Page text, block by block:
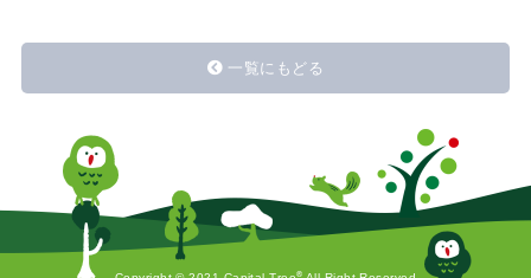
一覧にもどる
®